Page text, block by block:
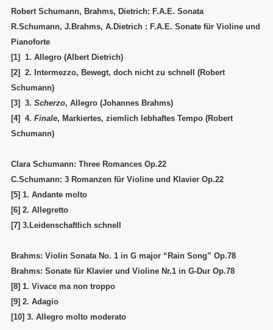
Robert Schumann, Brahms, Dietrich: F.A.E. Sonata
R.Schumann, J.Brahms, A.Dietrich : F.A.E. Sonate für Violine und
Pianoforte
[1]
1. Allegro (Albert Dietrich)
[2]
2. Intermezzo, Bewegt, doch nicht zu schnell (Robert
Schumann)
[3]
3. Scherzo, Allegro (Johannes Brahms)
[4]
4. Finale, Markiertes, ziemlich lebhaftes Tempo (Robert
Schumann)
Clara Schumann: Three Romances Op.22
C.Schumann: 3 Romanzen für Violine und Klavier Op.22
[5] 1. Andante molto
[6] 2. Allegretto
[7] 3.Leidenschaftlich schnell
Brahms: Violin Sonata No. 1 in G major “Rain Song” Op.78
Brahms: Sonate für Klavier und Violine Nr.1 in G-Dur Op.78
[8] 1. Vivace ma non troppo
[9] 2. Adagio
[10] 3. Allegro molto moderato